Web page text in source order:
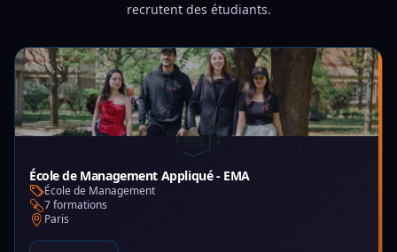
recrutent des étudiants.
École de Management Appliqué - EMA
École de Management
7 formations
Paris